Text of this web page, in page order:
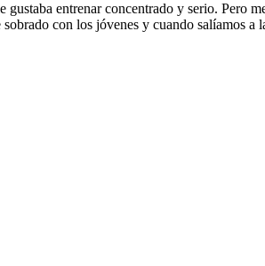
entrenar concentrado y serio. Pero
con los jóvenes y cuando salíamos a